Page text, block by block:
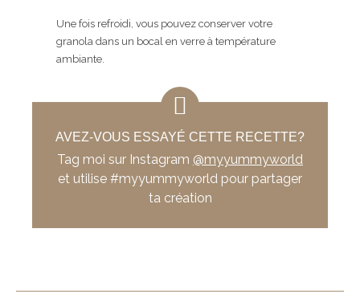
Une fois refroidi, vous pouvez conserver votre
granola dans un bocal en verre à température
ambiante.
AVEZ-VOUS ESSAYÉ CETTE RECETTE?
Tag moi sur Instagram @myyummyworld
et utilise #myyummyworld pour partager
ta création